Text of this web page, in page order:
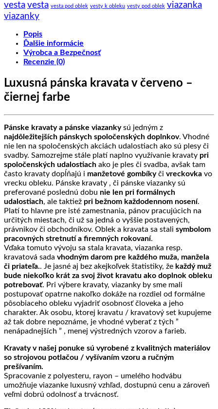
vesta vesta vesta pod oblek vesty k obleku vesty pod oblek viazanka
viazanky
Popis
Ďalšie informácie
Výrobca a Bezpečnosť
Recenzie (0)
Luxusná pánska kravata v červeno –
čiernej farbe
Pánske kravaty a pánske viazankysú jedným z
najdôležitejších pánskych spoločenských doplnkov. Vhodné
nie len na spoločenských akciách udalostiach ako sú plesy či
svadby. Samozrejme stále platí naplno využívanie kravaty pri
spoločenských udalostiach ako je ples či svadba, avšak tam
často kravaty dopĺňajú i manžetové gombíkyči vreckovka vo
vrecku obleku. Pánske kravaty , či pánske viazanky sú
preferované poslednú dobu nie len pri formálnych
udalostiach, ale taktiež pri bežnom každodennom nosení.
Platí to hlavne pre isté zamestnania, pánov pracujúcich na
určitých miestach, či už sa jedná o vyššie postavených,
právnikov či obchodníkov. Oblek a kravata sa stali symbolom
pracovných stretnutí a firemných rokovaní.
Vďaka tomuto vývoju sa stala kravata, viazanka resp.
kravatová sada vhodným darom pre každého muža, manžela
či priateľa.. Je jasné aj bez akejkoľvek štatistiky, že každý muž
bude niekoľko krát za svoj život kravatu ako doplnok obleku
potrebovať. Pri výbere kravaty, viazanky by sme mali
postupovať opatrne nakoľko dokáže na rozdiel od formálne
pôsobiaceho obleku vyjadriť osobnosť človeka a jeho
charakter. Ak osobu, ktorej kravatu / kravatový set kupujeme
až tak dobre nepoznáme, je vhodné vyberať z tých ”
nenápadnejších ” , menej výstredných vzorov a farieb.
Kravaty v našej ponuke sú vyrobené z kvalitných materiálov
so strojovou potlačou / vyšívaním vzoru a ručným
prešívaním.
Spracovanie z polyesteru, rayon – umelého hodvábu
umožňuje viazanke luxusný vzhľad, dostupnú cenu a zároveň
veľmi dobrú odolnosť a trvácnosť.